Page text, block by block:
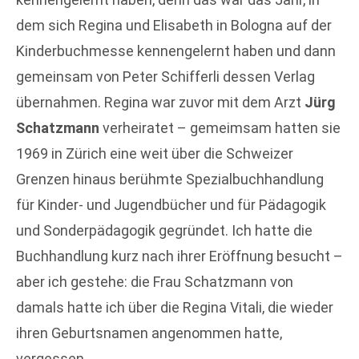
dem sich Regina und Elisabeth in Bologna auf der
Kinderbuchmesse kennengelernt haben und dann
gemeinsam von Peter Schifferli dessen Verlag
übernahmen. Regina war zuvor mit dem Arzt Jürg
Schatzmann verheiratet – gemeimsam hatten sie
1969 in Zürich eine weit über die Schweizer
Grenzen hinaus berühmte Spezialbuchhandlung
für Kinder- und Jugendbücher und für Pädagogik
und Sonderpädagogik gegründet. Ich hatte die
Buchhandlung kurz nach ihrer Eröffnung besucht –
aber ich gestehe: die Frau Schatzmann von
damals hatte ich über die Regina Vitali, die wieder
ihren Geburtsnamen angenommen hatte,